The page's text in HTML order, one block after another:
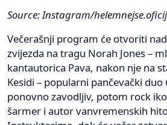
Source: Instagram/
Večerašnji program će otvoriti
zvijezda na tragu Norah Jones –
kantautorica Pava, nakon nje na
Kesidi – popularni pančevački
ponovno zavodljiv, potom rock
šarmer i autor vanvremenskih